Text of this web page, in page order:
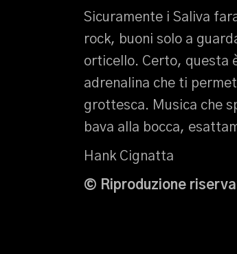
Sicuramente i Saliva
rock, buoni solo a
orticello. Certo, questa
adrenalina che ti
grottesca. Musica che
bava alla bocca,
Hank Cignatta
© Riproduzione